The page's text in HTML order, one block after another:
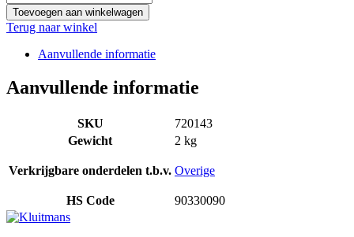
Toevoegen aan winkelwagen
Terug naar winkel
Aanvullende informatie
Aanvullende informatie
SKU
720143
Gewicht
2 kg
Verkrijgbare onderdelen t.b.v. Overige
HS Code 90330090